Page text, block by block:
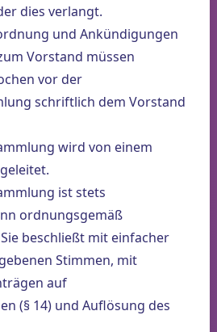
dies verlangt.
und Ankündigungen
Vorstand müssen
vor der
schriftlich dem Vorstand
wird von einem
ist stets
ordnungsgemäß
beschließt mit einfacher
Stimmen, mit
auf
(§ 14) und Auflösung des